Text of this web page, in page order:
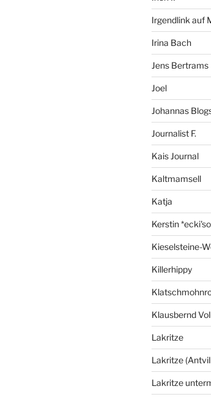
Irgendlink auf
Irina Bach
Jens Bertrams
Joel
Johannas
Journalist F.
Kais Journal
Kaltmamsell
Katja
Kerstin
Kieselsteine-
Killerhippy
Klausbernd
Lakritze
Lakritze
Lakritze